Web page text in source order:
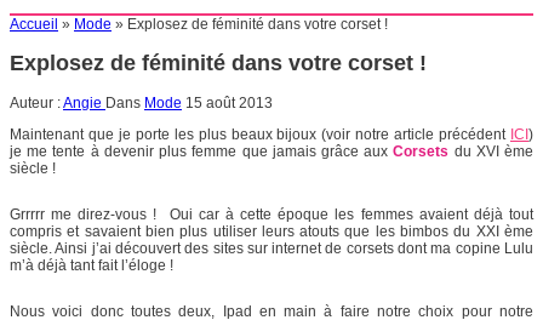
Accueil » Mode » Explosez de féminité dans votre corset !
Explosez de féminité dans votre corset !
Auteur :Angie Dans Mode 15 août 2013
Maintenant que je porte les plus beaux bijoux (voir notre article précédent ICI)
je me tente à devenir plus femme que jamais grâce auxCorsets du XVI ème
siècle !
Grrrrr me direz-vous ! Oui car à cette époque les femmes avaient déjà tout
compris et savaient bien plus utiliser leurs atouts que les bimbos du XXI ème
siècle. Ainsi j’ai découvert des sites sur internet de corsets dont ma copine Lulu
m’à déjà tant fait l’éloge !
Nous voici donc toutes deux, Ipad en main à faire notre choix pour notre